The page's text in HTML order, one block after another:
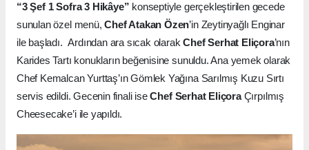
“3 Şef 1 Sofra 3 Hikâye” konseptiyle gerçekleştirilen gecede
sunulan özel menü, Chef Atakan Özen’in Zeytinyağlı Enginar
ile başladı. Ardından ara sıcak olarakChef Serhat Eliçora’nın
Karides Tartı konukların beğenisine sunuldu. Ana yemek olarak
Chef Kemalcan Yurttaş’ın Gömlek Yağına Sarılmış Kuzu Sırtı
servis edildi. Gecenin finali iseChef Serhat EliçoraÇırpılmış
Cheesecake’i ile yapıldı.